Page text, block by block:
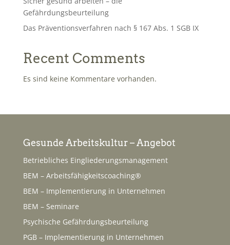
Gefährdungsbeurteilung
Das Präventionsverfahren nach § 167 Abs. 1 SGB IX
Recent Comments
Es sind keine Kommentare vorhanden.
Gesunde Arbeitskultur – Angebot
Betriebliches Eingliederungsmanagement
BEM – Arbeitsfähigkeitscoaching®
BEM – Implementierung in Unternehmen
BEM – Seminare
Psychische Gefährdungsbeurteilung
PGB – Implementierung in Unternehmen